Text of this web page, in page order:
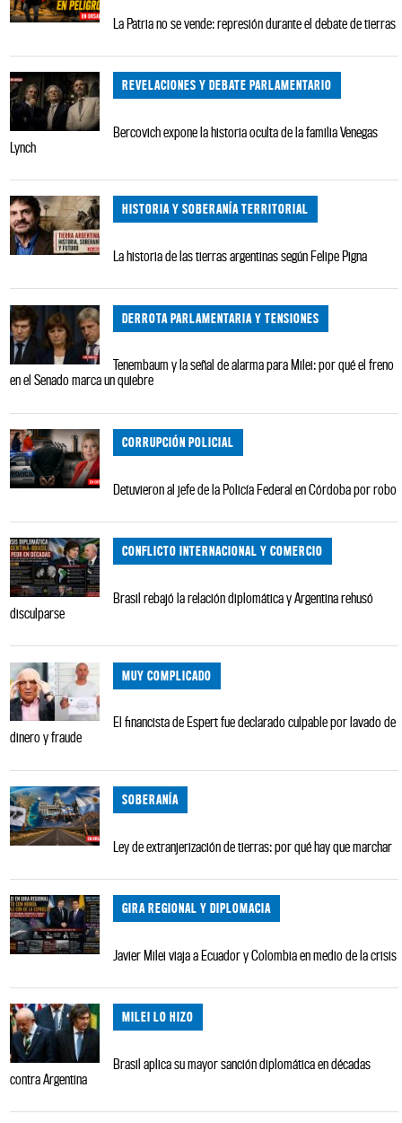
La Patria no se vende: represión durante el debate de tierras
REVELACIONES Y DEBATE PARLAMENTARIO
Bercovich expone la historia oculta de la familia Venegas
Lynch
HISTORIA Y SOBERANÍA TERRITORIAL
La historia de las tierras argentinas según Felipe Pigna
DERROTA PARLAMENTARIA Y TENSIONES
Tenembaum y la señal de alarma para Milei: por qué el freno
en el Senado marca un quiebre
CORRUPCIÓN POLICIAL
Detuvieron al jefe de la Policía Federal en Córdoba por robo
CONFLICTO INTERNACIONAL Y COMERCIO
Brasil rebajó la relación diplomática y Argentina rehusó
disculparse
MUY COMPLICADO
El financista de Espert fue declarado culpable por lavado de
dinero y fraude
SOBERANÍA
Ley de extranjerización de tierras: por qué hay que marchar
GIRA REGIONAL Y DIPLOMACIA
Javier Milei viaja a Ecuador y Colombia en medio de la crisis
MILEI LO HIZO
Brasil aplica su mayor sanción diplomática en décadas
contra Argentina